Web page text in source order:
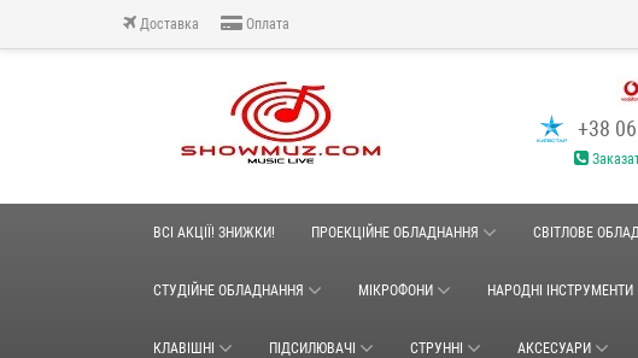
Доставка Оплата
+38
ВСІ АКЦІЇ! ЗНИЖКИ! ПРОЕКЦІЙНЕ ОБЛАДНАННЯ СВІТЛОВЕ
СТУДІЙНЕ ОБЛАДНАННЯ МІКРОФОНИ НАРОДНІ ІНСТРУМЕНТИ
КЛАВІШНІ ПІДСИЛЮВАЧІ СТРУННІ АКСЕСУАРИ